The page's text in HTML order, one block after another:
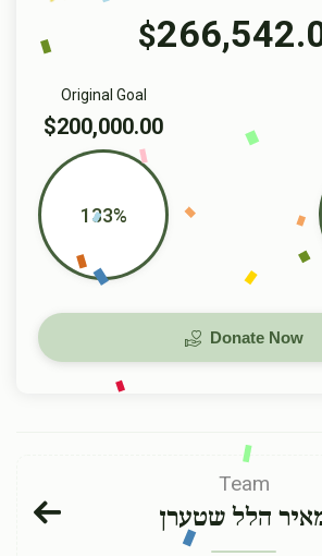
$
Original Goal
$200,000.00
133%
Donate Now
Team
הלל שטערן